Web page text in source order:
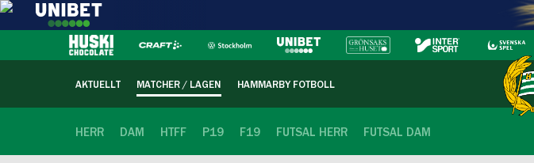
AKTUELLT MATCHER / LAGEN HAMMARBY FOTBOLL
HERR DAM HTFF P19 F19 FUTSAL HERR FUTSAL DAM